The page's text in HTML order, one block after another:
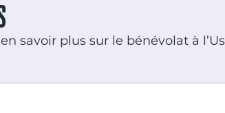
savoir plus sur le bénévolat à